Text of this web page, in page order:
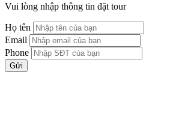
Vui lòng nhập thông tin đặt tour
Họ tên
Email
Phone
Gửi